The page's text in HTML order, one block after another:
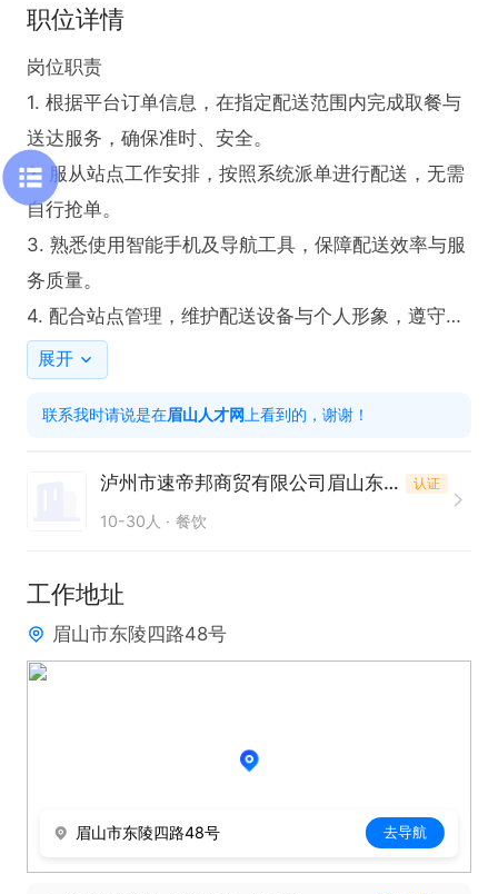
职位详情
岗位职责
1. 根据平台订单信息，在指定配送范围内完成取餐与
送达服务，确保准时、安全。
2. 服从站点工作安排，按照系统派单进行配送，无需
自行抢单。
3. 熟悉使用智能手机及导航工具，保障配送效率与服
务质量。
4. 配合站点管理，维护配送设备与个人形象，遵守公
司规章制度。
度。
1. 持有效身份证件，无犯罪记录。
2. 具备基本的电动车驾驶技能，熟悉智能手机操作及
3. 能适应户外工作环境，具备良好的沟通能力和服务
意识。
4. 持有合法驾驶证者优先，具备一定抗压能力与责任
6. 有配送经验或相关行业经验者优先考虑，可快速上
展开
联系我时请说是在眉山人才网 上看到的，谢谢！
泸州市速帝邦商贸有限公司眉山东坡区分公司 认证
10-30人 餐饮
工作地址
眉山市东陵四路48号
眉山市东陵四路48号 去导航